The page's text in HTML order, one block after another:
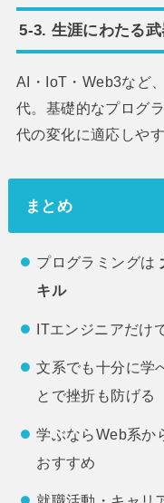
5-3. 生涯にわたる
AI・IoT・Web3など
代。基礎的なプログ
代の変化に適応しや
まとめ
プログラミングは
キル
ITエンジニアだけ
文系でも十分に学
とで挫折も防げる
学ぶならWeb系か
おすすめ